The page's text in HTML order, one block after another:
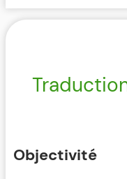
Objectivité